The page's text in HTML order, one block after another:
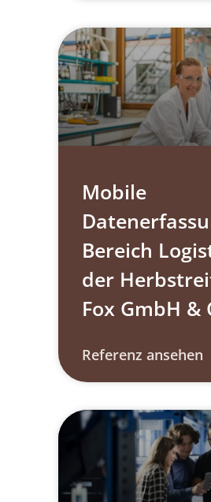
Mobile
Bereich
der
Fox GmbH &
Referenz ansehen